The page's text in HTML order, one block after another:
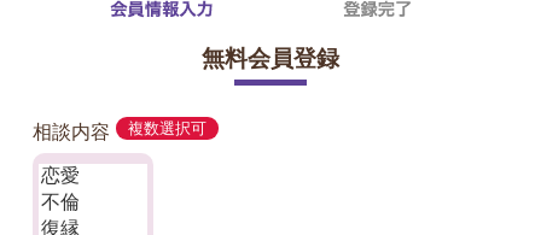
無料会員登録
相談内容 複数選択可